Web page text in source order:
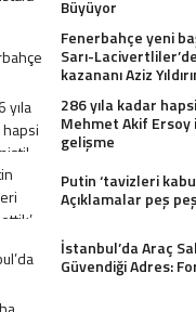
Büyüyor
Fenerbahçe yeni
Sarı-
kazananı Aziz
286 yıla kadar
Mehmet Akif Ersoy
gelişme
Putin ‘tavizleri
Açıklamalar peş
İstanbul’da Araç
Güvendiği Adres: